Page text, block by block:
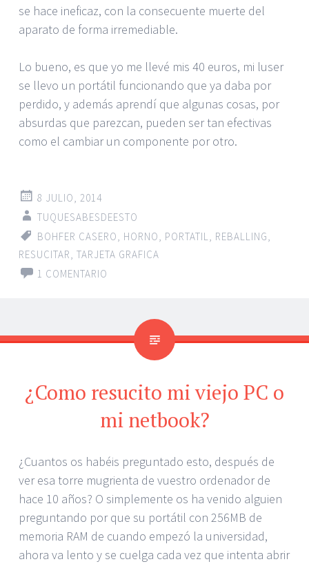
se hace ineficaz, con la consecuente muerte del
aparato de forma irremediable.
Lo bueno, es que yo me llevé mis 40 euros, mi luser
se llevo un portátil funcionando que ya daba por
perdido, y además aprendí que algunas cosas, por
absurdas que parezcan, pueden ser tan efectivas
como el cambiar un componente por otro.
8 JULIO, 2014
TUQUESABESDEESTO
BOHFER CASERO, HORNO, PORTATIL, REBALLING,
RESUCITAR, TARJETA GRAFICA
1 COMENTARIO
¿Como resucito mi viejo PC o
mi netbook?
¿Cuantos os habéis preguntado esto, después de
ver esa torre mugrienta de vuestro ordenador de
hace 10 años? O simplemente os ha venido alguien
preguntando por que su portátil con 256MB de
memoria RAM de cuando empezó la universidad,
ahora va lento y se cuelga cada vez que intenta abrir